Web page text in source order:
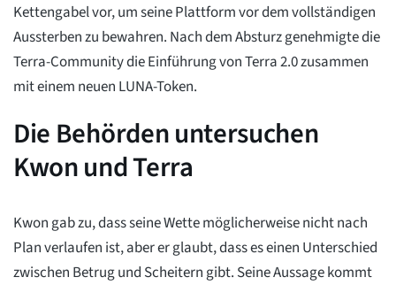
Kettengabel vor, um seine Plattform vor dem vollständigen
Aussterben zu bewahren. Nach dem Absturz genehmigte die
Terra-Community die Einführung von Terra 2.0 zusammen
mit einem neuen LUNA-Token.
Die Behörden untersuchen
Kwon und Terra
Kwon gab zu, dass seine Wette möglicherweise nicht nach
Plan verlaufen ist, aber er glaubt, dass es einen Unterschied
zwischen Betrug und Scheitern gibt. Seine Aussage kommt